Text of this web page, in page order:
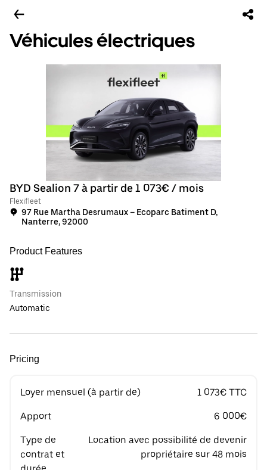
Véhicules électriques
BYD Sealion 7 à partir de 1 073€ / mois
Flexifleet
97 Rue Martha Desrumaux – Ecoparc Batiment D,
Nanterre, 92000
Product Features
Transmission
Automatic
Pricing
Loyer mensuel (à partir de) 1 073€ TTC
Apport 6 000€
Type de
contrat et
Location avec possibilité de devenir
propriétaire sur 48 mois